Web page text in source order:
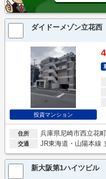
ダイドーメゾン立花西
投資マンション
住所 兵庫県尼崎市西立花
交通 JR東海道・山陽本線
新大阪第1ハイツビル